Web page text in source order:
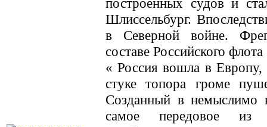
Шлиссельбург.
в Северной войне.
составе Российского
« Россия вошла в
стуке топора громе
Созданный в немыслимо
самое передовое из